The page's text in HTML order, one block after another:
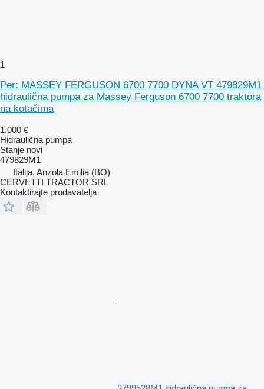
1
Per: MASSEY FERGUSON 6700 7700 DYNA VT 479829M1
hidraulična pumpa za Massey Ferguson 6700 7700 traktora
na kotačima
1.000 €
Hidraulična pumpa
Stanje novi
479829M1
Italija, Anzola Emilia (BO)
CERVETTI TRACTOR SRL
Kontaktirajte prodavatelja